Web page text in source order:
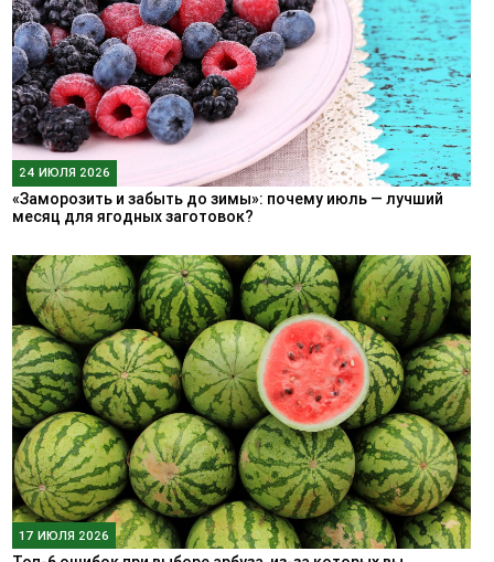
24 ИЮЛЯ 2026
«Заморозить и забыть до зимы»: почему июль — лучший
месяц для ягодных заготовок?
17 ИЮЛЯ 2026